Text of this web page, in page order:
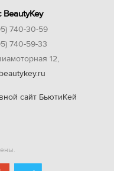
740-30-59
740-59-33
12,
сайт БьютиКей